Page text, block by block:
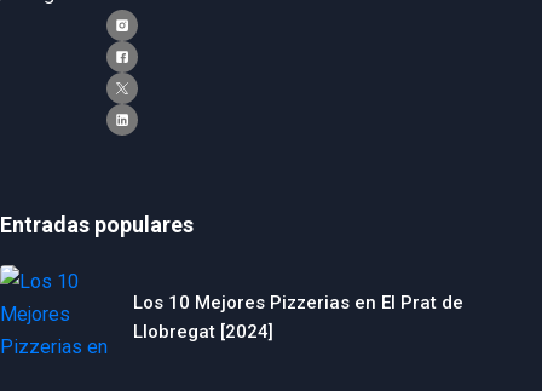
Entradas populares
Los 10 Mejores Pizzerias en El Prat de
Llobregat [2024]